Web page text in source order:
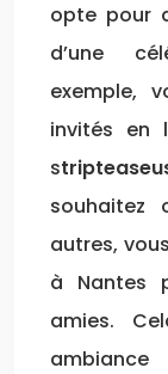
opte pour
d’une
exemple,
invités en
s
souhaitez
autres,
à Nantes
amies.